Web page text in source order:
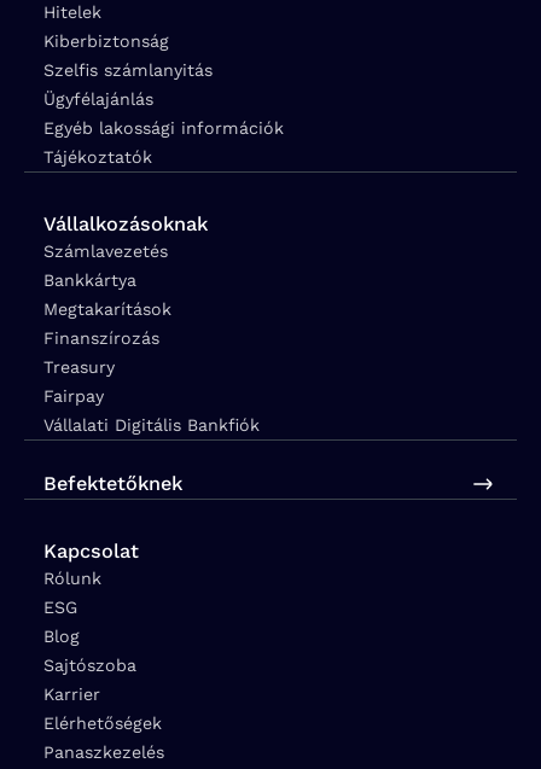
Hitelek
Kiberbiztonság
Szelfis számlanyitás
Ügyfélajánlás
Egyéb lakossági információk
Tájékoztatók
Vállalkozásoknak
Számlavezetés
Bankkártya
Megtakarítások
Finanszírozás
Treasury
Fairpay
Vállalati Digitális Bankfiók
Befektetőknek
Kapcsolat
Rólunk
ESG
Blog
Sajtószoba
Karrier
Elérhetőségek
Panaszkezelés